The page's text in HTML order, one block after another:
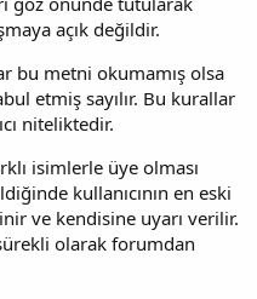
açık değildir.
bu metni okumamış olsa
etmiş sayılır. Bu kurallar
niteliktedir.
isimlerle üye olması
kullanıcının en eski
ve kendisine uyarı verilir.
olarak forumdan